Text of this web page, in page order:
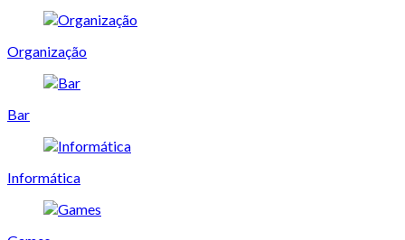
Organização
Bar
Informática